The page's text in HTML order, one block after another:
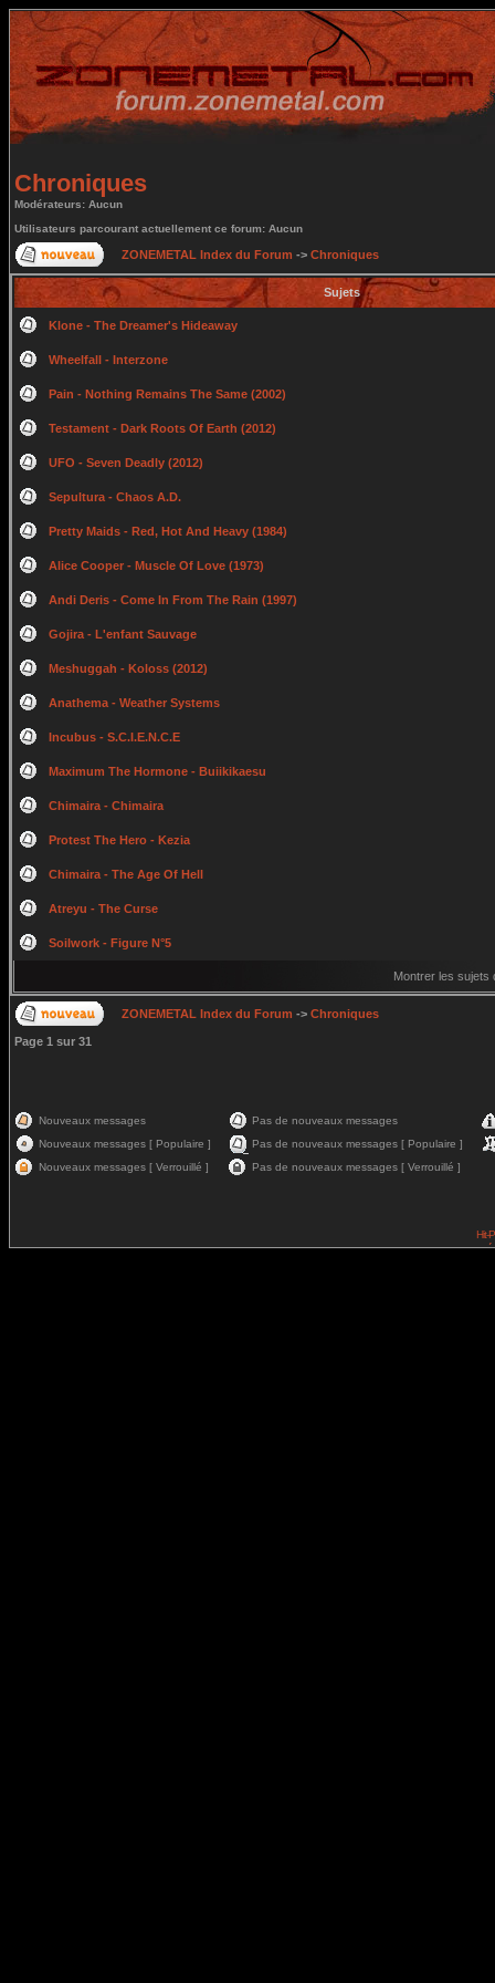
Chroniques
Modérateurs: Aucun
Utilisateurs parcourant actuellement ce forum: Aucun
ZONEMETAL Index du Forum -> Chroniques
Sujets
Klone - The Dreamer's Hideaway
Wheelfall - Interzone
Pain - Nothing Remains The Same (2002)
Testament - Dark Roots Of Earth (2012)
UFO - Seven Deadly (2012)
Sepultura - Chaos A.D.
Pretty Maids - Red, Hot And Heavy (1984)
Alice Cooper - Muscle Of Love (1973)
Andi Deris - Come In From The Rain (1997)
Gojira - L'enfant Sauvage
Meshuggah - Koloss (2012)
Anathema - Weather Systems
Incubus - S.C.I.E.N.C.E
Maximum The Hormone - Buiikikaesu
Chimaira - Chimaira
Protest The Hero - Kezia
Chimaira - The Age Of Hell
Atreyu - The Curse
Soilwork - Figure N°5
Montrer les sujets
ZONEMETAL Index du Forum -> Chroniques
Page 1 sur 31
Nouveaux messages
Pas de nouveaux messages
Nouveaux messages [ Populaire ]
Pas de nouveaux messages [ Populaire ]
Nouveaux messages [ Verrouillé ]
Pas de nouveaux messages [ Verrouillé ]